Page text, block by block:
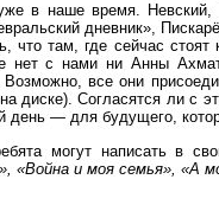
в наше время.
дневник»,
что там, где сейчас
нет с нами ни Анны
все они
диске). Согласятся ли с
день — для будущего,
могут написать в
«Война и моя семья», «А